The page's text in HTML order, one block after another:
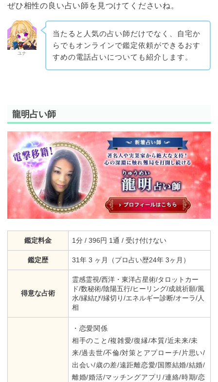
ぜひ相性の良い占い師を見つけてくださいね。
ユナ
当たると人気の占い師だけでなく、自宅か
らでもオンラインで鑑定依頼ができるおす
すめの電話占いについても紹介します。
龍明占い師
鑑定料金 1分 / 396円 1通 / 受け付けない
鑑定歴 31年 3 ヶ月（プロ占い歴24年 3ヶ月）
得意な占術
霊感霊視/西洋・東洋占星術/タロットカー
ド/数秘術/陰陽五行/ヒーリング/成就祈願/風
水/縁結び/縁切り/エネルギー診断/オーラ/人
相
・恋愛関係
相手のこと/複雑愛/復縁/本質/近未来/未
来/過去世/不倫/対策とアプローチ/片思い/
出会い/歳の差/遠距離恋愛/国際結婚/結婚/
離婚/婚活/マッチングアプリ/連絡/時期/恋